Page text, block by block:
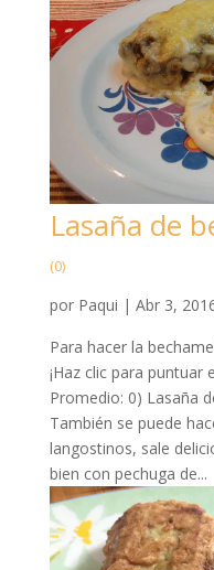
Lasaña de
(0)
por Paqui | Abr 3,
Para hacer la
¡Haz clic para puntuar
Promedio: 0) Lasaña
También se puede
langostinos, sale
bien con pechuga de...